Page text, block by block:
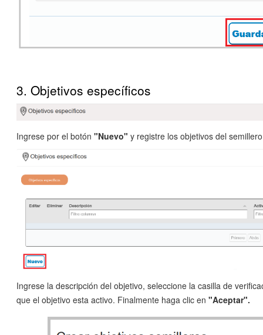
3. Objetivos específicos
Ingrese por el botón "Nuevo" y registre los objetivos del
Ingrese la descripción del objetivo, seleccione la casilla de
que el objetivo esta activo. Finalmente haga clic en "Aceptar".